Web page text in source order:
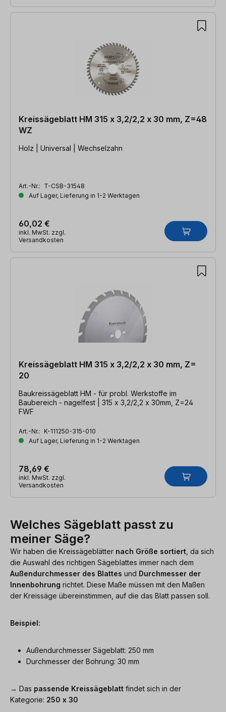
Kreissägeblatt HM 315 x 3,2/2,2 x 30 mm, Z=48
WZ
Holz | Universal | Wechselzahn
Art.-Nr.: T-CSB-31548
Auf Lager, Lieferung in 1-2 Werktagen
60,02 €
inkl. MwSt. zzgl.
Versandkosten
Kreissägeblatt HM 315 x 3,2/2,2 x 30 mm, Z=
20
Baukreissägeblatt HM - für probl. Werkstoffe im
Baubereich - nagelfest | 315 x 3,2/2,2 x 30mm, Z=24
FWF
Art.-Nr.: K-111250-315-010
Auf Lager, Lieferung in 1-2 Werktagen
78,69 €
inkl. MwSt. zzgl.
Versandkosten
Welches Sägeblatt passt zu
meiner Säge?
Wir haben die Kreissägeblätter nach Größe sortiert , da sich
die Auswahl des richtigen Sägeblattes immer nach dem
Außendurchmesser des Blattes und Durchmesser der
Innenbohrung richtet. Diese Maße müssen mit den Maßen
der Kreissäge übereinstimmen, auf die das Blatt passen soll.
Beispiel:
Außendurchmesser Sägeblatt: 250 mm
Durchmesser der Bohrung: 30 mm
→ Das passende Kreissägeblatt findet sich in der
Kategorie: 250 x 30